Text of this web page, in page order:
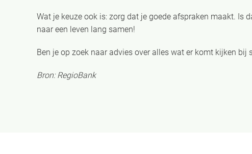
Wat je keuze ook is: zorg dat je goede afspraken maakt. Is
naar een leven lang samen!
Ben je op zoek naar advies over alles wat er komt kijken bij
Bron: RegioBank